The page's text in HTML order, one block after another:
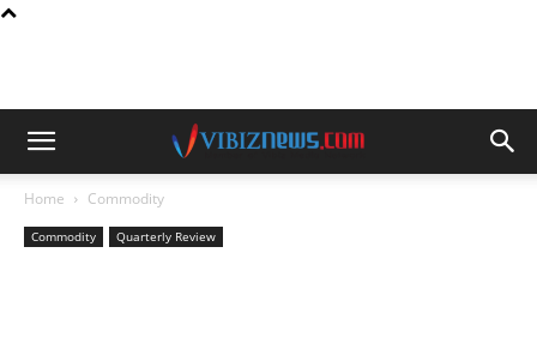
Home Commodity
Commodity Quarterly Review